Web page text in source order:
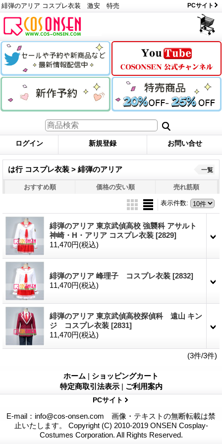
緋弾のアリア コスプレ衣装 激安 特売 PCサイト
ログイン 新規登録 お問い合せ
は行 コスプレ衣装 > 緋弾のアリア 一覧
おすすめ順 価格の安い順 売れ筋順
表示件数:
緋弾のアリア 東京武偵高校 強襲科 アサルト
神崎・H・アリア コスプレ衣装 [2829]
11,470円(税込)
緋弾のアリア 峰理子 コスプレ衣装 [2832]
11,470円(税込)
緋弾のアリア 東京武偵高校探偵科 遠山 キン
ジ コスプレ衣装 [2831]
11,470円(税込)
(3件/3件)
ホーム | ショッピングカート
特定商取引法表示 | ご利用案内
PCサイト
E-mail：info@cos-onsen.com 画像・テキストの無断転載は禁
止いたします。 Copyright (C) 2010-2019 ONSEN Cosplay-
Costumes Corporation. All Rights Reserved.